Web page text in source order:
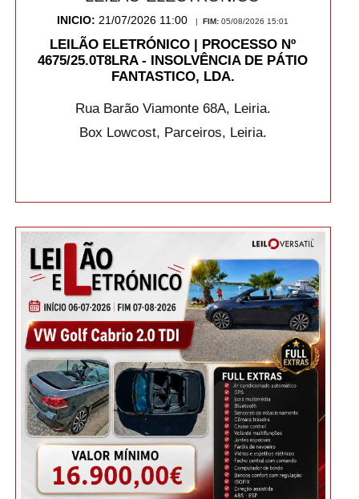
INICIO: 21/07/2026 11:00 |FIM:05/08/2026 15:01
LEILÃO ELETRÓNICO | PROCESSO Nº
4675/25.0T8LRA - INSOLVÊNCIA DE PÁTIO
FANTASTICO, LDA.
Rua Barão Viamonte 68A, Leiria.
Box Lowcost, Parceiros, Leiria.